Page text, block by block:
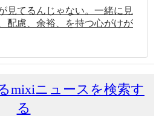
見てるんじゃない。一緒に見
配慮、余裕、を持つ心がけが
mixiニュースを検索す
る